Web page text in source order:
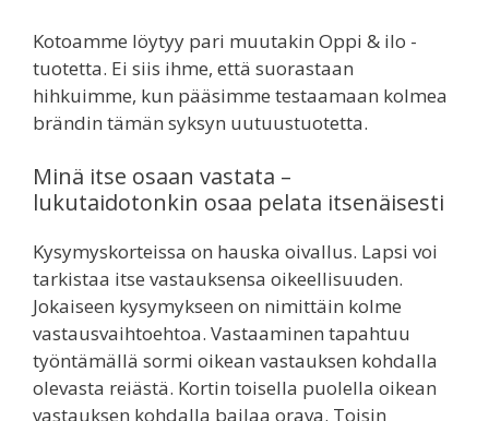
Kotoamme löytyy pari muutakin Oppi & ilo -
tuotetta. Ei siis ihme, että suorastaan
hihkuimme, kun pääsimme testaamaan kolmea
brändin tämän syksyn uutuustuotetta.
Minä itse osaan vastata –
lukutaidotonkin osaa pelata itsenäisesti
Kysymyskorteissa on hauska oivallus. Lapsi voi
tarkistaa itse vastauksensa oikeellisuuden.
Jokaiseen kysymykseen on nimittäin kolme
vastausvaihtoehtoa. Vastaaminen tapahtuu
työntämällä sormi oikean vastauksen kohdalla
olevasta reiästä. Kortin toisella puolella oikean
vastauksen kohdalla bailaa orava. Toisin